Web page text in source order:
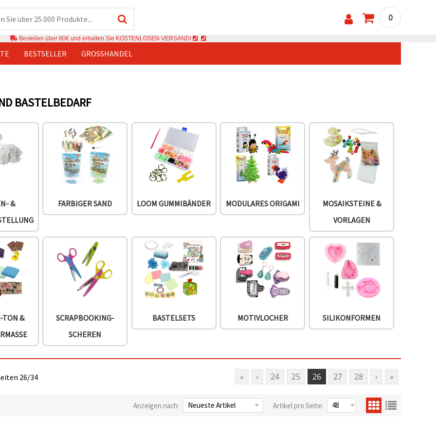
0
Bestellen über 80€ und erhalten Sie KOSTENLOSEN VERSAND!
BESTSELLER GROSSHANDEL
BASTELBEDARF
&
FARBIGER SAND LOOM GUMMIBÄNDER MODULARES ORIGAMI
MOSAIKSTEINE &
VORLAGEN
TON &
SCRAPBOOKING-
SCHEREN
BASTELSETS MOTIVLOCHER SILIKONFORMEN
« ‹ 24 25 26 27 28 › »
26/34
Anzeigen nach: Artikel pro Seite: